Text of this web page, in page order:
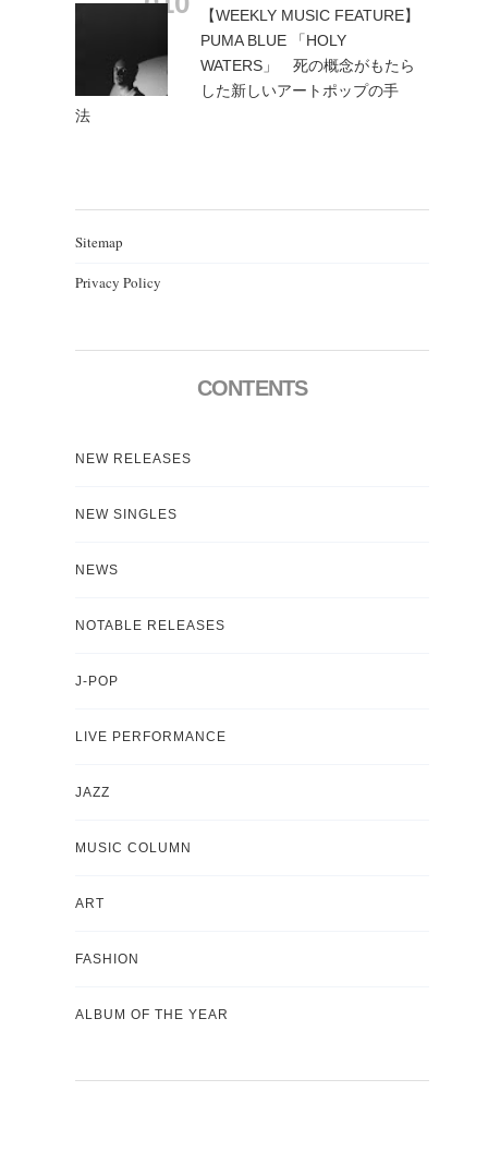
【WEEKLY MUSIC FEATURE】
PUMA BLUE 「HOLY
WATERS」 死の概念がもたら
した新しいアートポップの手
法
Sitemap
Privacy Policy
CONTENTS
NEW RELEASES
NEW SINGLES
NEWS
NOTABLE RELEASES
J-POP
LIVE PERFORMANCE
JAZZ
MUSIC COLUMN
ART
FASHION
ALBUM OF THE YEAR